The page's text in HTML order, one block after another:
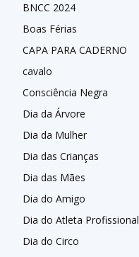
BNCC 2024
Boas Férias
CAPA PARA CADERNO
cavalo
Consciência Negra
Dia da Árvore
Dia da Mulher
Dia das Crianças
Dia das Mães
Dia do Amigo
Dia do Atleta Profissional
Dia do Circo